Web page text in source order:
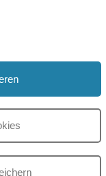
und